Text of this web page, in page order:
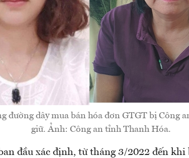
đường dây mua bán hóa đơn GTGT bị Công
giữ. Ảnh: Công an tỉnh Thanh Hóa.
đầu xác định, từ tháng 3/2022 đến